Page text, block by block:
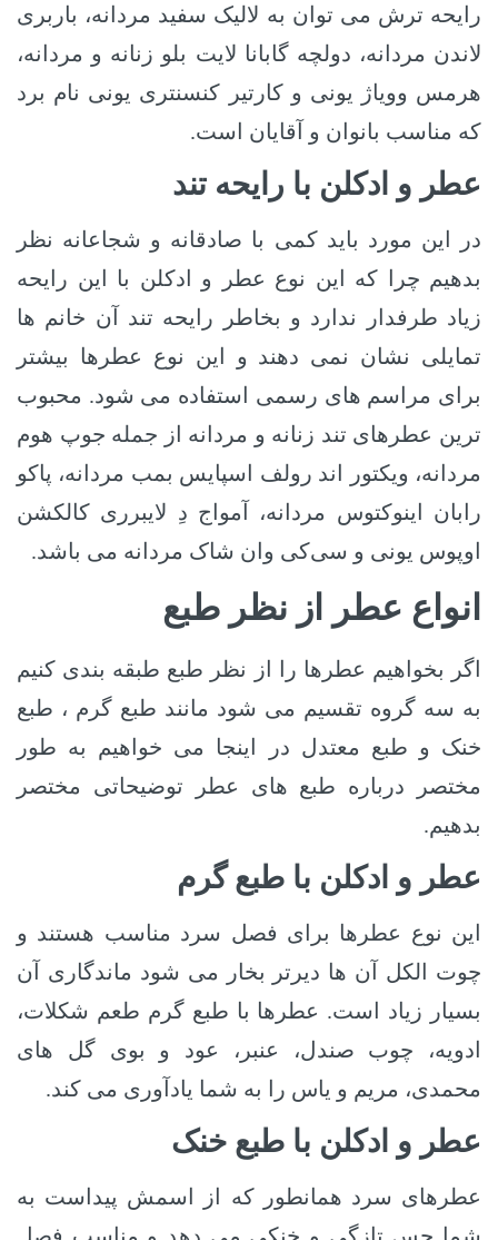
رایحه ترش می توان به لالیک سفید مردانه، باربری
لاندن مردانه، دولچه گابانا لایت بلو زنانه و مردانه،
هرمس وویاژ یونی و کارتیر کنسنتری یونی نام برد
که مناسب بانوان و آقایان است.
عطر و ادکلن با رایحه تند
در این مورد باید کمی با صادقانه و شجاعانه نظر
بدهیم چرا که این نوع عطر و ادکلن با این رایحه
زیاد طرفدار ندارد و بخاطر رایحه تند آن خانم ها
تمایلی نشان نمی دهند و این نوع عطرها بیشتر
برای مراسم های رسمی استفاده می شود. محبوب
ترین عطرهای تند زنانه و مردانه از جمله جوپ هوم
مردانه، ویکتور اند رولف اسپایس بمب مردانه، پاکو
رابان اینوکتوس مردانه، آمواج دِ لایبرری کالکشن
اوپوس یونی و سی‌کی وان شاک مردانه می باشد.
انواع عطر از نظر طبع
اگر بخواهیم عطرها را از نظر طبع طبقه بندی کنیم
به سه گروه تقسیم می شود مانند طبع گرم ، طبع
خنک و طبع معتدل در اینجا می خواهیم به طور
مختصر درباره طبع های عطر توضیحاتی مختصر
بدهیم.
عطر و ادکلن با طبع گرم
این نوع عطرها برای فصل سرد مناسب هستند و
چوت الکل آن ها دیرتر بخار می شود ماندگاری آن
بسیار زیاد است. عطرها با طبع گرم طعم شکلات،
ادویه، چوب صندل، عنبر، عود و بوی گل های
محمدی، مریم و یاس را به شما یادآوری می کند.
عطر و ادکلن با طبع خنک
عطرهای سرد همانطور که از اسمش پیداست به